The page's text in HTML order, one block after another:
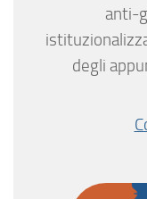
anti-
degli